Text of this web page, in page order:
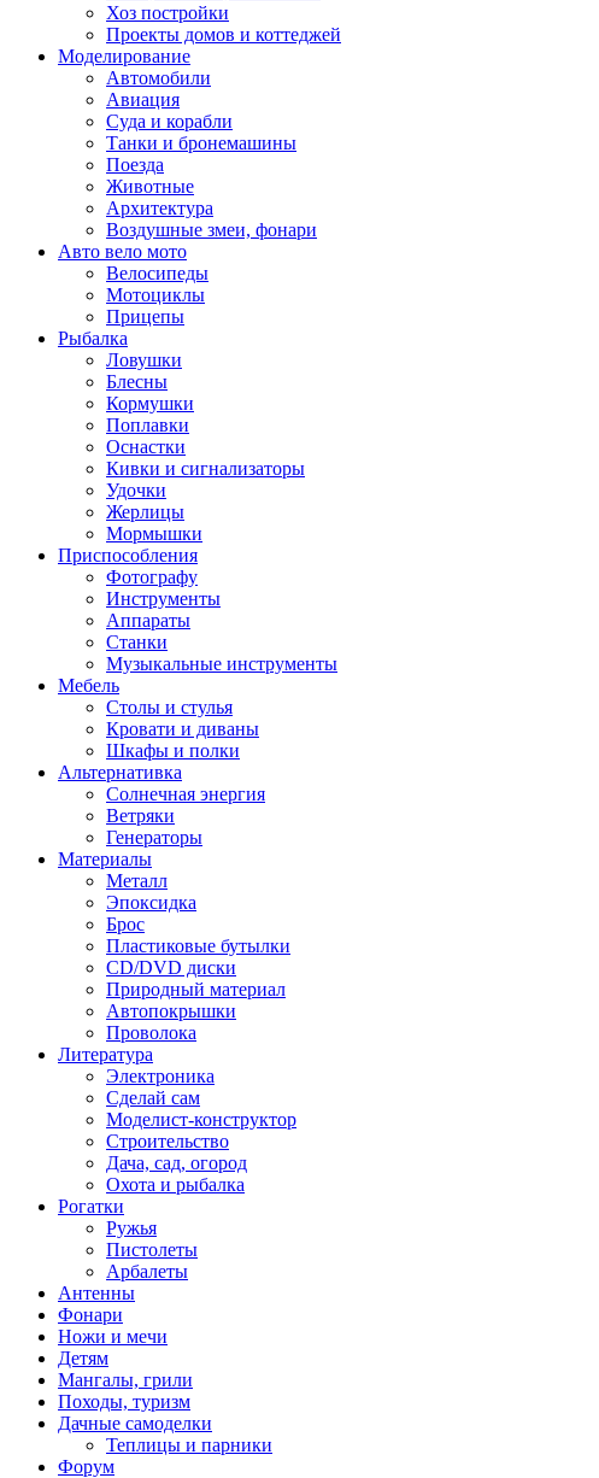
Хоз постройки
Проекты домов и коттеджей
Моделирование
Автомобили
Авиация
Суда и корабли
Танки и бронемашины
Поезда
Животные
Архитектура
Воздушные змеи, фонари
Авто вело мото
Велосипеды
Мотоциклы
Прицепы
Рыбалка
Ловушки
Блесны
Кормушки
Поплавки
Оснастки
Кивки и сигнализаторы
Удочки
Жерлицы
Мормышки
Приспособления
Фотографу
Инструменты
Аппараты
Станки
Музыкальные инструменты
Мебель
Столы и стулья
Кровати и диваны
Шкафы и полки
Альтернативка
Солнечная энергия
Ветряки
Генераторы
Материалы
Металл
Эпоксидка
Брос
Пластиковые бутылки
CD/DVD диски
Природный материал
Автопокрышки
Проволока
Литература
Электроника
Сделай сам
Моделист-конструктор
Строительство
Дача, сад, огород
Охота и рыбалка
Рогатки
Ружья
Пистолеты
Арбалеты
Антенны
Фонари
Ножи и мечи
Детям
Мангалы, грили
Походы, туризм
Дачные самоделки
Теплицы и парники
Форум